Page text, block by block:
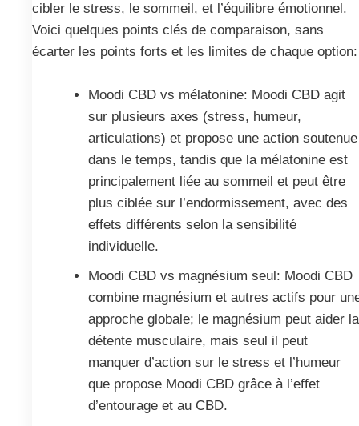
cibler le stress, le sommeil, et l’équilibre émotionnel.
Voici quelques points clés de comparaison, sans
écarter les points forts et les limites de chaque option:
Moodi CBD vs mélatonine: Moodi CBD agit
sur plusieurs axes (stress, humeur,
articulations) et propose une action soutenue
dans le temps, tandis que la mélatonine est
principalement liée au sommeil et peut être
plus ciblée sur l’endormissement, avec des
effets différents selon la sensibilité
individuelle.
Moodi CBD vs magnésium seul: Moodi CBD
combine magnésium et autres actifs pour
approche globale; le magnésium peut aider la
détente musculaire, mais seul il peut
manquer d’action sur le stress et l’humeur
que propose Moodi CBD grâce à l’effet
d’entourage et au CBD.